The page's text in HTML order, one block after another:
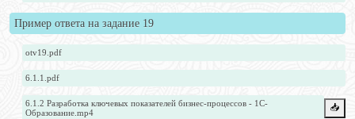
Пример ответа на задание 19
otv19.pdf
6.1.1.pdf
6.1.2 Разработка ключевых показателей бизнес-процессов - 1С-
Образование.mp4
📥️